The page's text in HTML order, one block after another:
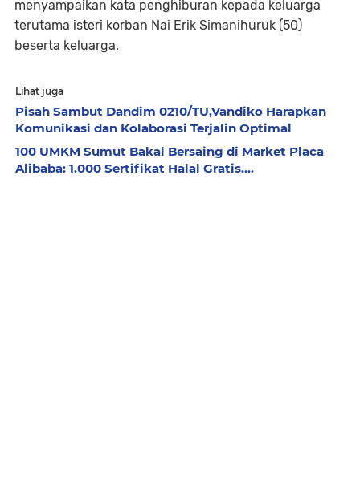
menyampaikan kata penghiburan kepada keluarga
terutama isteri korban Nai Erik Simanihuruk (50)
beserta keluarga.
Lihat juga
Pisah Sambut Dandim 0210/TU,Vandiko Harapkan
Komunikasi dan Kolaborasi Terjalin Optimal
100 UMKM Sumut Bakal Bersaing di Market Placa
Alibaba: 1.000 Sertifikat Halal Gratis....